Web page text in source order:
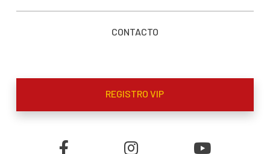
CONTACTO
REGISTRO VIP